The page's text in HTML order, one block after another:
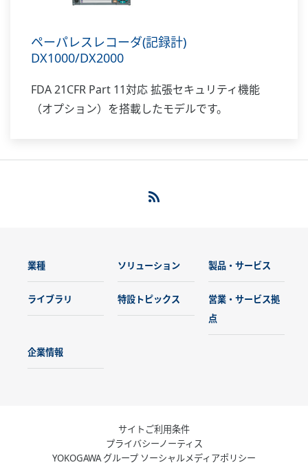
ペーパレスレコーダ(記録計)
DX1000/DX2000
FDA 21CFR Part 11対応 拡張セキュリティ機能
（オプション）を搭載したモデルです。
業種 ソリューション 製品・サービス
ライブラリ 特設トピックス
営業・サービス拠
点
企業情報
サイトご利用条件
プライバシーノーティス
YOKOGAWA グループ ソーシャルメディアポリシー